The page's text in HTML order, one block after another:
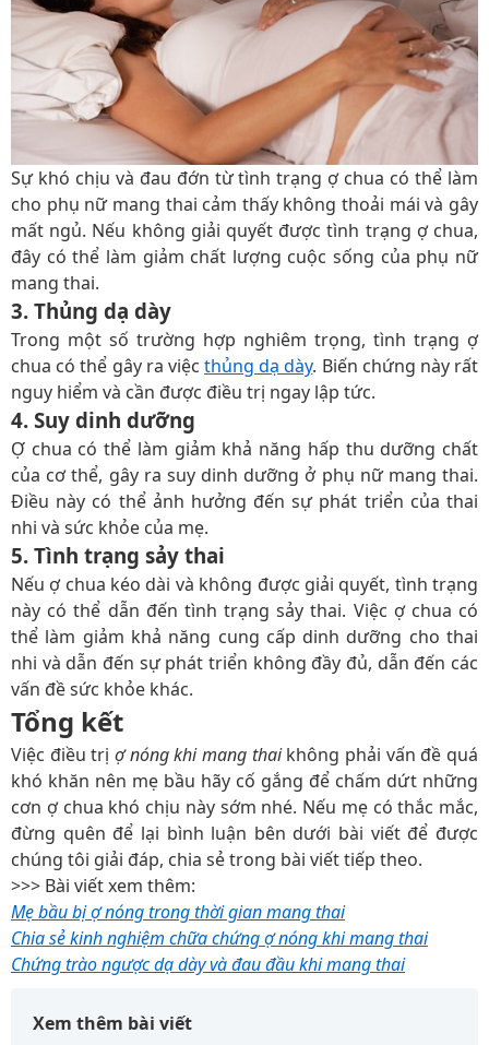
Sự khó chịu và đau đớn từ tình trạng ợ chua có thể làm
cho phụ nữ mang thai cảm thấy không thoải mái và gây
mất ngủ. Nếu không giải quyết được tình trạng ợ chua,
đây có thể làm giảm chất lượng cuộc sống của phụ nữ
mang thai.
3. Thủng dạ dày
Trong một số trường hợp nghiêm trọng, tình trạng ợ
chua có thể gây ra việc thủng dạ dày. Biến chứng này rất
nguy hiểm và cần được điều trị ngay lập tức.
4. Suy dinh dưỡng
Ợ chua có thể làm giảm khả năng hấp thu dưỡng chất
của cơ thể, gây ra suy dinh dưỡng ở phụ nữ mang thai.
Điều này có thể ảnh hưởng đến sự phát triển của thai
nhi và sức khỏe của mẹ.
5. Tình trạng sảy thai
Nếu ợ chua kéo dài và không được giải quyết, tình trạng
này có thể dẫn đến tình trạng sảy thai. Việc ợ chua có
thể làm giảm khả năng cung cấp dinh dưỡng cho thai
nhi và dẫn đến sự phát triển không đầy đủ, dẫn đến các
vấn đề sức khỏe khác.
Tổng kết
Việc điều trị ợ nóng khi mang thaikhông phải vấn đề quá
khó khăn nên mẹ bầu hãy cố gắng để chấm dứt những
cơn ợ chua khó chịu này sớm nhé. Nếu mẹ có thắc mắc,
đừng quên để lại bình luận bên dưới bài viết để được
chúng tôi giải đáp, chia sẻ trong bài viết tiếp theo.
>>> Bài viết xem thêm:
Mẹ bầu bị ợ nóng trong thời gian mang thai
Chia sẻ kinh nghiệm chữa chứng ợ nóng khi mang thai
Chứng trào ngược dạ dày và đau đầu khi mang thai
Xem thêm bài viết